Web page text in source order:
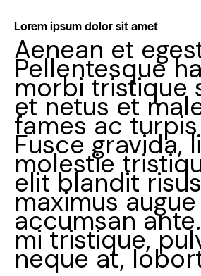
Lorem ipsum dolor sit amet
Aenean et
Pellentesque
morbi tristique
et netus et
fames ac
Fusce gravida,
molestie
elit blandit
maximus
accumsan
mi tristique,
neque at,